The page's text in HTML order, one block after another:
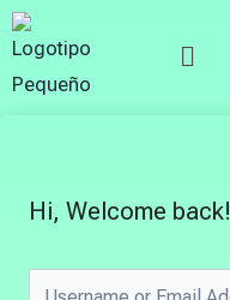
Skip
to
content
Menu
Hi, Welcome back!